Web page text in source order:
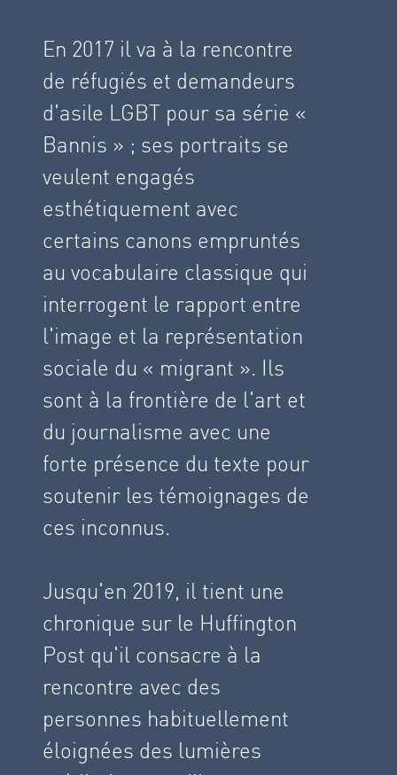
En 2017 il va à la rencontre
de réfugiés et demandeurs
d'asile LGBT pour sa série «
Bannis » ; ses portraits se
veulent engagés
esthétiquement avec
certains canons empruntés
au vocabulaire classique qui
interrogent le rapport entre
l'image et la représentation
sociale du « migrant ». Ils
sont à la frontière de l'art et
du journalisme avec une
forte présence du texte pour
soutenir les témoignages de
ces inconnus.
Jusqu'en 2019, il tient une
chronique sur le Huffington
Post qu'il consacre à la
rencontre avec des
personnes habituellement
éloignées des lumières